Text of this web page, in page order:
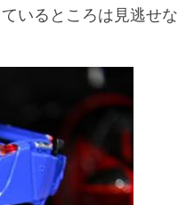
いるところは見逃せな